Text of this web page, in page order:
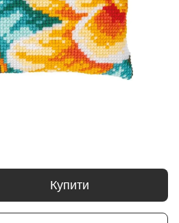
Купити